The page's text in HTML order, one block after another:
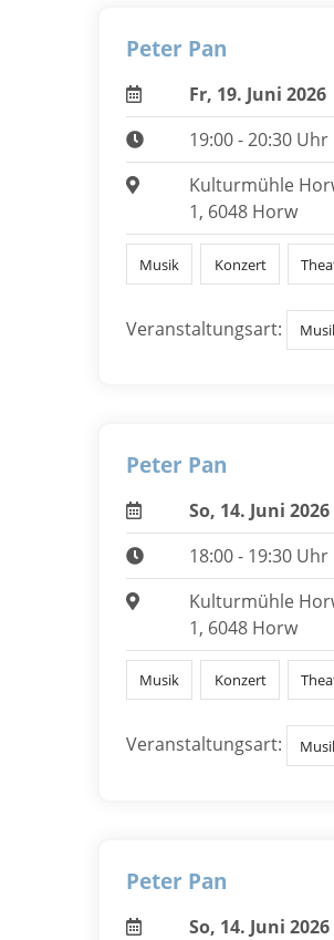
Peter Pan
Fr, 19. Juni 2026
19:00 - 20:30 Uhr
Kulturmühle
1, 6048 Horw
Musik Konzert
Veranstaltungsart:
Peter Pan
So, 14. Juni 2026
18:00 - 19:30 Uhr
Kulturmühle
1, 6048 Horw
Musik Konzert
Veranstaltungsart:
Peter Pan
So, 14. Juni 2026